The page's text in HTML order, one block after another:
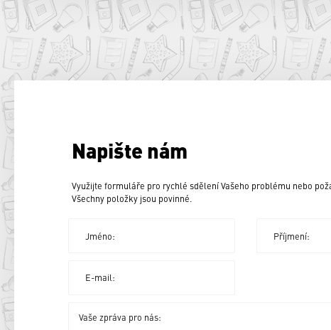
Napište nám
Využijte formuláře pro rychlé sdělení Vašeho problému nebo
Všechny položky jsou povinné.